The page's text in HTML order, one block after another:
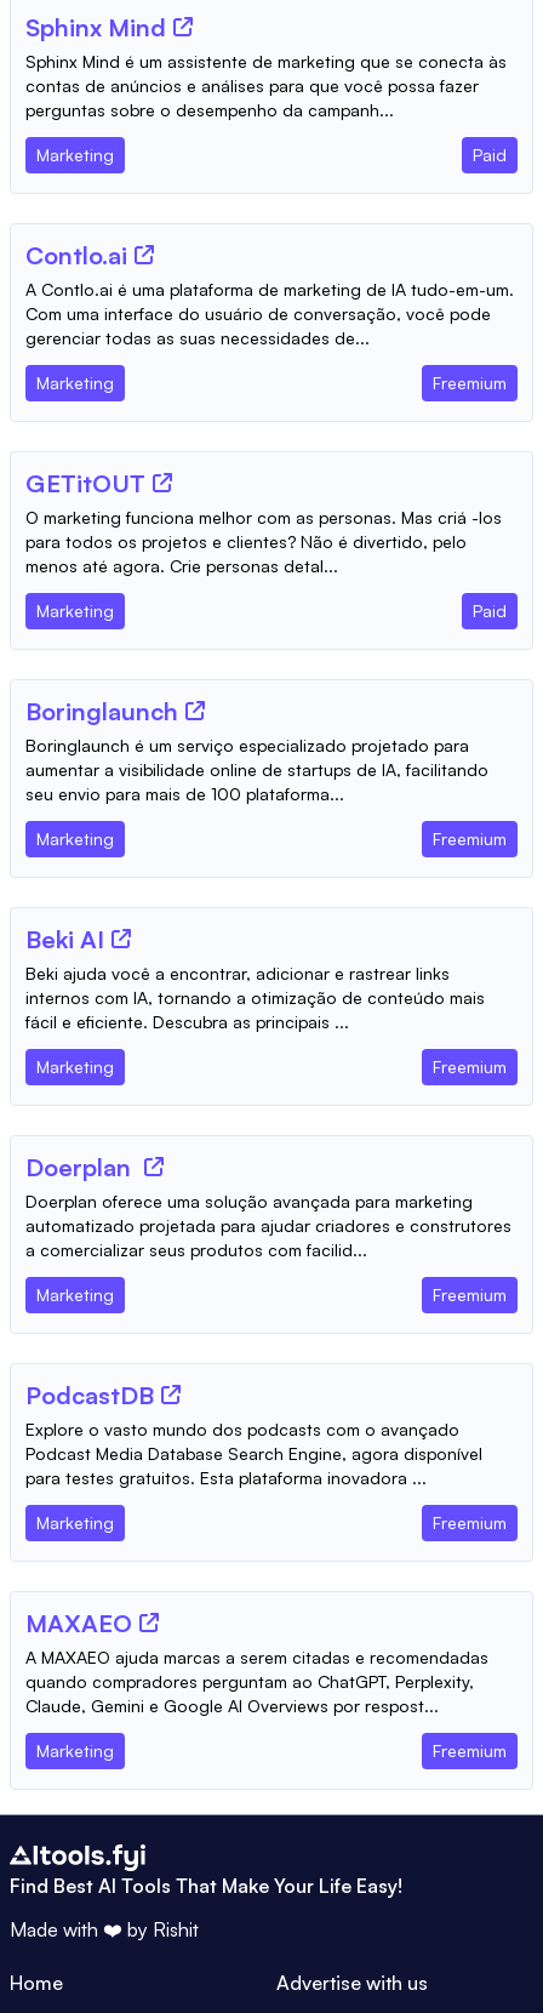
Sphinx Mind
Sphinx Mind é um assistente de marketing que se conecta às
contas de anúncios e análises para que você possa fazer
perguntas sobre o desempenho da campanh...
Marketing Paid
Contlo.ai
A Contlo.ai é uma plataforma de marketing de IA tudo-em-um.
Com uma interface do usuário de conversação, você pode
gerenciar todas as suas necessidades de...
Marketing Freemium
GETitOUT
O marketing funciona melhor com as personas. Mas criá -los
para todos os projetos e clientes? Não é divertido, pelo
menos até agora. Crie personas detal...
Marketing Paid
Boringlaunch
Boringlaunch é um serviço especializado projetado para
aumentar a visibilidade online de startups de IA, facilitando
seu envio para mais de 100 plataforma...
Marketing Freemium
Beki AI
Beki ajuda você a encontrar, adicionar e rastrear links
internos com IA, tornando a otimização de conteúdo mais
fácil e eficiente. Descubra as principais ...
Marketing Freemium
Doerplan
Doerplan oferece uma solução avançada para marketing
automatizado projetada para ajudar criadores e construtores
a comercializar seus produtos com facilid...
Marketing Freemium
PodcastDB
Explore o vasto mundo dos podcasts com o avançado
Podcast Media Database Search Engine, agora disponível
para testes gratuitos. Esta plataforma inovadora ...
Marketing Freemium
MAXAEO
A MAXAEO ajuda marcas a serem citadas e recomendadas
quando compradores perguntam ao ChatGPT, Perplexity,
Claude, Gemini e Google AI Overviews por respost...
Marketing Freemium
Find Best AI Tools That Make Your Life Easy!
Made with ❤️ by Rishit
Home
Advertise with us